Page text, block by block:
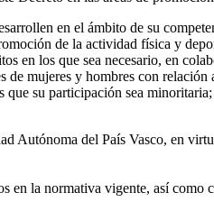
en el ámbito de su
de la actividad física y
en los que sea necesario, en
mujeres y hombres con relación
su participación sea
Autónoma del País Vasco, en
la normativa vigente, así como